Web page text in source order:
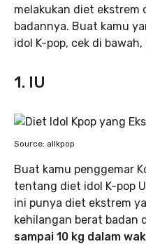
melakukan diet ekstrem
badannya. Buat kamu
idol K-pop, cek di bawah,
1. IU
Source: allkpop
Buat kamu penggemar
tentang diet idol K-pop
ini punya diet ekstrem
kehilangan berat badan
sampai 10 kg dalam